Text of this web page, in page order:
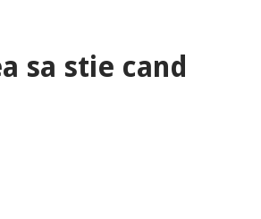
sa stie cand